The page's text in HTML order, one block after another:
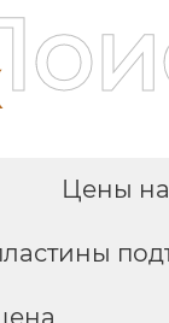
Цены